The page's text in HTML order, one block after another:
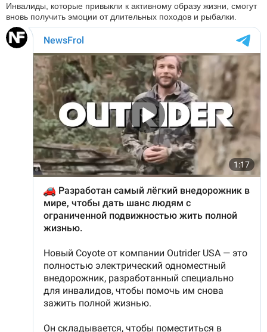
Инвалиды, которые привыкли к активному образу жизни, смогут
вновь получить эмоции от длительных походов и рыбалки.